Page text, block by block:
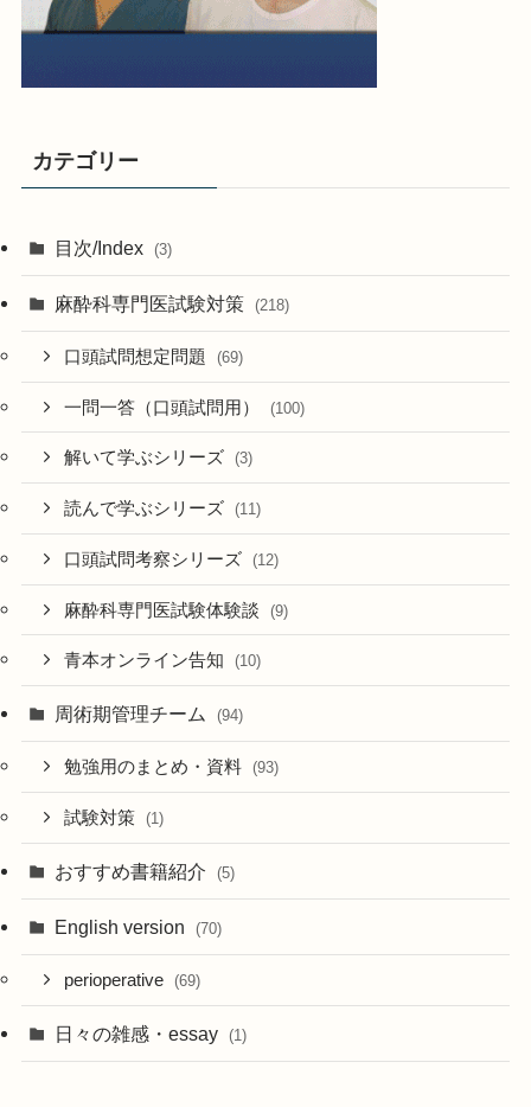
カテゴリー
目次/Index (3)
麻酔科専門医試験対策 (218)
口頭試問想定問題 (69)
一問一答（口頭試問用） (100)
解いて学ぶシリーズ (3)
読んで学ぶシリーズ (11)
口頭試問考察シリーズ (12)
麻酔科専門医試験体験談 (9)
青本オンライン告知 (10)
周術期管理チーム (94)
勉強用のまとめ・資料 (93)
試験対策 (1)
おすすめ書籍紹介 (5)
English version (70)
perioperative (69)
日々の雑感・essay (1)